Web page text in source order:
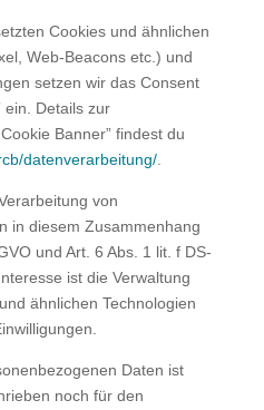
Cookies und ähnlichen
Web-Beacons etc.) und
setzen wir das Consent
ein. Details zur
Banner” findest du
datenverarbeitung/.
von
in diesem Zusammenhang
und Art. 6 Abs. 1 lit. f DS-
ist die Verwaltung
ähnlichen Technologien
Daten ist
noch für den